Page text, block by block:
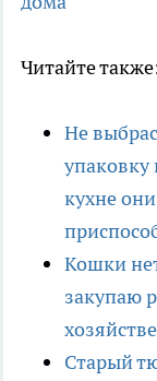
Читайте
Не
кухне
Кошки
закупаю
хозяйстве
Старый